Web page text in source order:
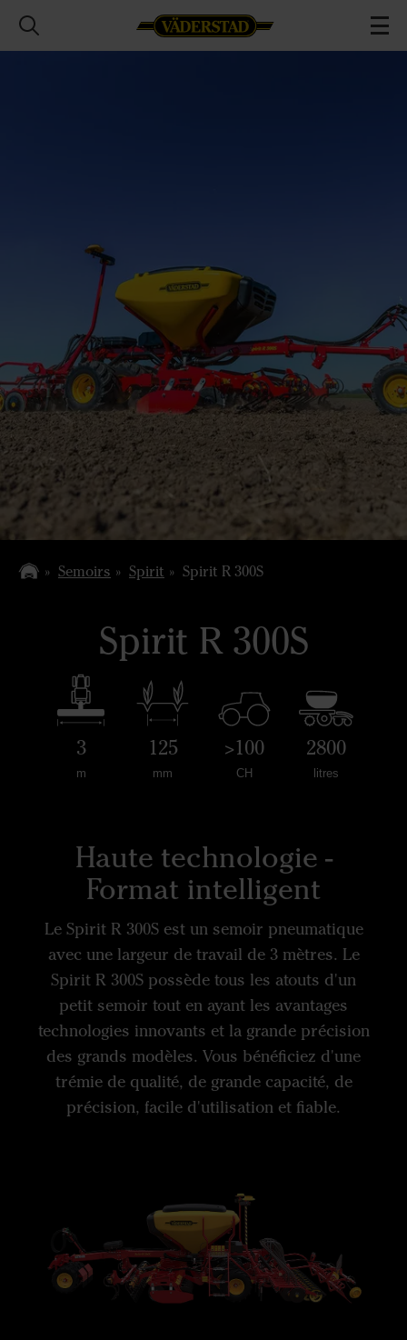
Semoirs Spirit Spirit R 300S
Spirit R 300S
3
m
125
mm
>100
CH
2800
litres
Haute technologie -
Format intelligent
Le Spirit R 300S est un semoir pneumatique
avec une largeur de travail de 3 mètres. Le
Spirit R 300S possède tous les atouts d'un
petit semoir tout en ayant les avantages
technologies innovants et la grande précision
des grands modèles. Vous bénéficiez d'une
trémie de qualité, de grande capacité, de
précision, facile d'utilisation et fiable.